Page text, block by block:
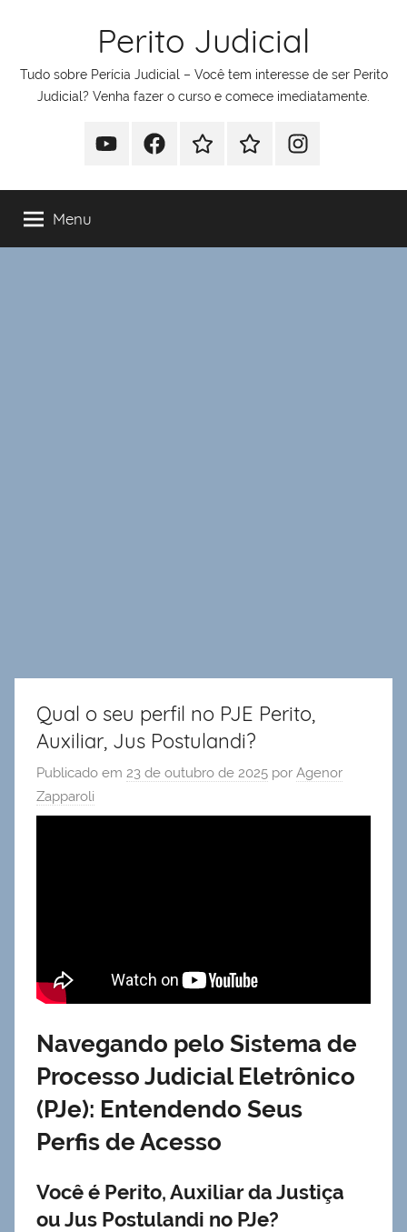
conteúdo
Perito Judicial
Tudo sobre Perícia Judicial – Você tem interesse de ser Perito
Judicial? Venha fazer o curso e comece imediatamente.
YoutubeFacebookWhatsappTelegramInstagram
Menu
Qual o seu perfil no PJE Perito,
Auxiliar, Jus Postulandi?
Publicado em 23 de outubro de 2025 por Agenor
Zapparoli
Navegando pelo Sistema de
Processo Judicial Eletrônico
(PJe): Entendendo Seus
Perfis de Acesso
Você é Perito, Auxiliar da Justiça
ou Jus Postulandi no PJe?